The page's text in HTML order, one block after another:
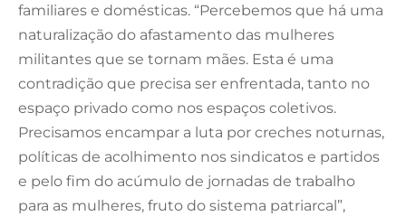
familiares e domésticas. “Percebemos que há uma
naturalização do afastamento das mulheres
militantes que se tornam mães. Esta é uma
contradição que precisa ser enfrentada, tanto no
espaço privado como nos espaços coletivos.
Precisamos encampar a luta por creches noturnas,
políticas de acolhimento nos sindicatos e partidos
e pelo fim do acúmulo de jornadas de trabalho
para as mulheres, fruto do sistema patriarcal”,